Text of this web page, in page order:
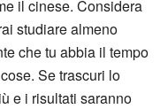
il cinese. Considera
studiare almeno
che tu abbia il tempo
Se trascuri lo
e i risultati saranno